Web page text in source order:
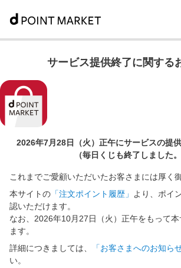
サービス提供終了に関する
2026年7月28日（火）正午にサービスの提
（毎日くじも終了しました。
これまでご愛顧いただいたお客さまには厚く
本サイトの 「注文ポイント履歴」
より、ポイ
認いただけます。
なお、2026年10月27日（火）正午をもって
ます。
詳細につきましては、
「お客さまへのお知らせ
い。